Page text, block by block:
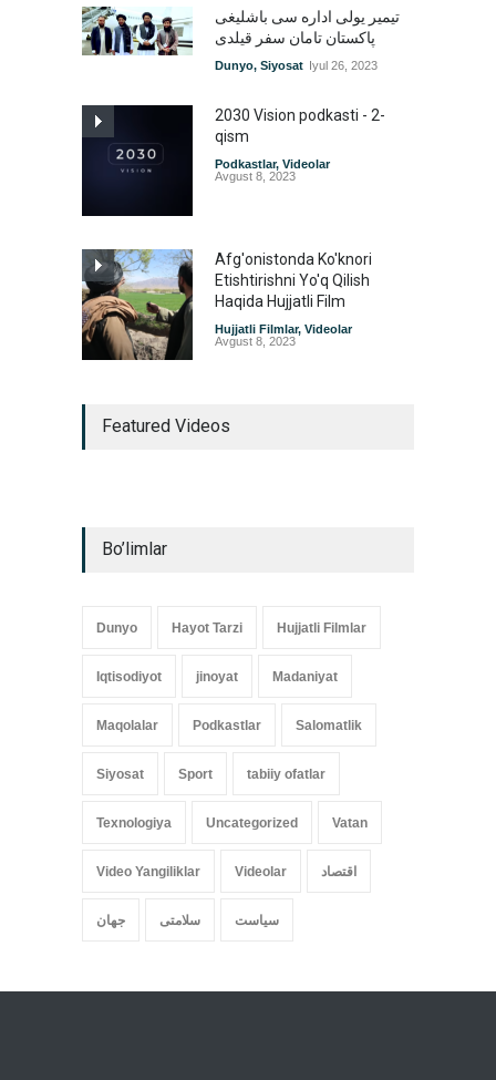
تیمیر یولی اداره سی باشلیغی
پاکستان تامان سفر قیلدی
Dunyo, Siyosat Iyul 26, 2023
2030 Vision podkasti - 2-
qism
Podkastlar, Videolar
Avgust 8, 2023
Afg'onistonda Ko'knori
Etishtirishni Yo'q Qilish
Haqida Hujjatli Film
Hujjatli Filmlar, Videolar
Avgust 8, 2023
Featured Videos
Bo’limlar
Dunyo Hayot Tarzi Hujjatli Filmlar
Iqtisodiyot jinoyat Madaniyat
Maqolalar Podkastlar Salomatlik
Siyosat Sport tabiiy ofatlar
Texnologiya Uncategorized Vatan
Video Yangiliklar Videolar اقتصاد
جهان سلامتی سیاست